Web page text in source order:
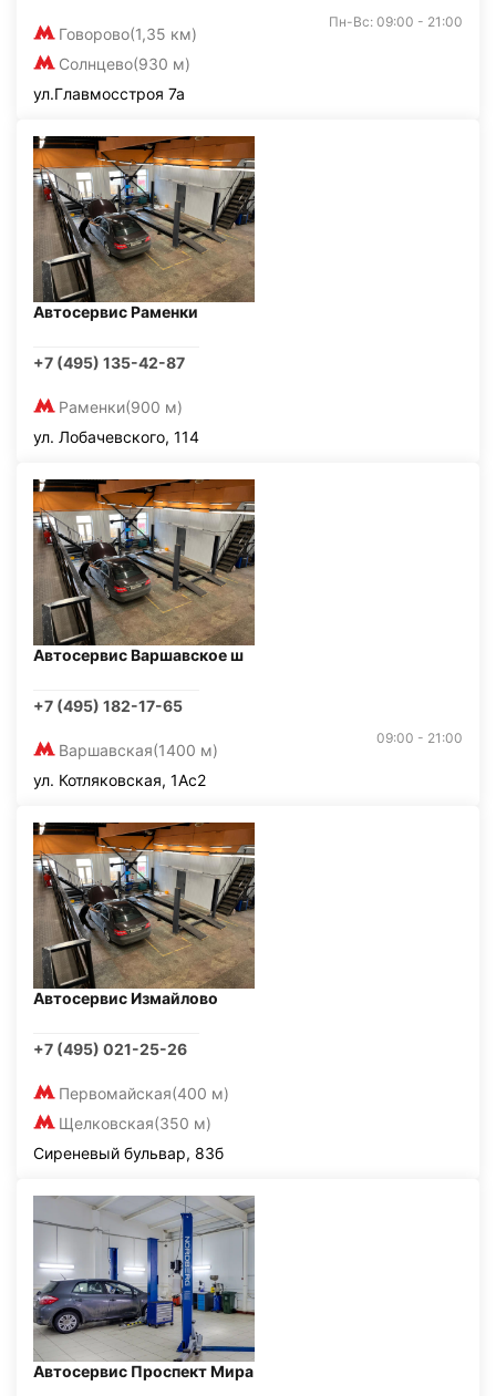
Говорово(1,35 км)
Солнцево(930 м)
Пн-Вс: 09:00 - 21:00
ул.Главмосстроя 7а
Автосервис Раменки
+7 (495) 135-42-87
Раменки(900 м)
ул. Лобачевского, 114
Автосервис Варшавское ш
+7 (495) 182-17-65
Варшавская(1400 м)
09:00 - 21:00
ул. Котляковская, 1Ас2
Автосервис Измайлово
+7 (495) 021-25-26
Первомайская(400 м)
Щелковская(350 м)
Сиреневый бульвар, 83б
Автосервис Проспект Мира